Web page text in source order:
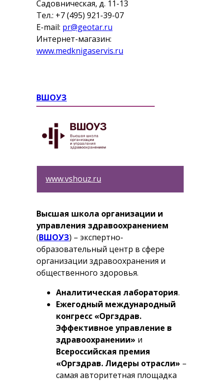
Садовническая, д. 11-13
Тел.: +7 (495) 921-39-07
E-mail: pr@geotar.ru
Интернет-магазин:
www.medknigaservis.ru
Высшая школа организации и
управления здравоохранением
(ВШОУЗ) – экспертно-
образовательный центр в сфере
организации здравоохранения и
общественного здоровья.
Аналитическая лаборатория.
Ежегодный международный
конгресс «Оргздрав.
Эффективное управление в
здравоохранении» и
Всероссийская премия
«Оргздрав. Лидеры отрасли» –
самая авторитетная площадка
ВШОУЗ
www.vshouz.ru